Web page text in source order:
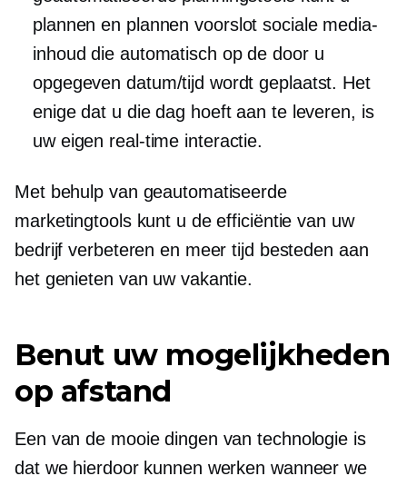
plannen en plannenvoorslot sociale media-
inhoud die automatisch op de door u
opgegeven datum/tijd wordt geplaatst. Het
enige dat u die dag hoeft aan te leveren, is
uw eigen real-time interactie.
Met behulp van geautomatiseerde
marketingtools kunt u de efficiëntie van uw
bedrijf verbeteren en meer tijd besteden aan
het genieten van uw vakantie.
Benut uw mogelijkheden
op afstand
Een van de mooie dingen van technologie is
dat we hierdoor kunnen werken wanneer we